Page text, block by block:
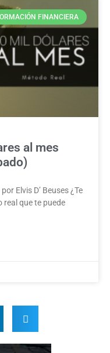
FINANCIERA
al mes
Elvis D’ Beuses ¿Te
real que te puede